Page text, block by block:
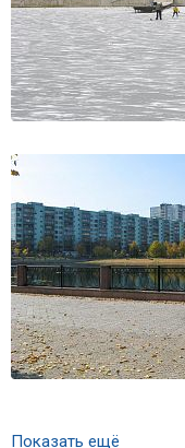
Показать ещё